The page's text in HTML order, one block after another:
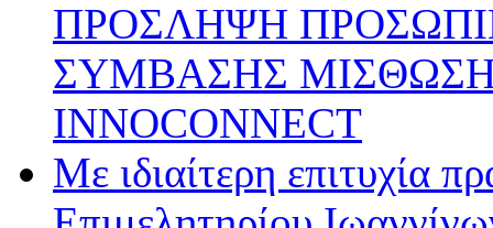
ΠΡΟΣΛΗΨΗ
ΣΥΜΒΑΣΗΣ
INNOCONNECT
Με ιδιαίτερη επιτυχία